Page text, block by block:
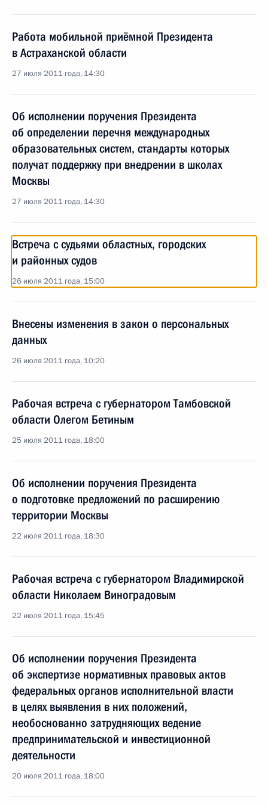
Работа мобильной приёмной Президента
в Астраханской области
27 июля 2011 года, 14:30
Об исполнении поручения Президента
об определении перечня международных
образовательных систем, стандарты которых
получат поддержку при внедрении в школах
Москвы
27 июля 2011 года, 14:30
Встреча с судьями областных, городских
и районных судов
26 июля 2011 года, 15:00
Внесены изменения в закон о персональных
данных
26 июля 2011 года, 10:20
Рабочая встреча с губернатором Тамбовской
области Олегом Бетиным
25 июля 2011 года, 18:00
Об исполнении поручения Президента
о подготовке предложений по расширению
территории Москвы
22 июля 2011 года, 18:30
Рабочая встреча с губернатором Владимирской
области Николаем Виноградовым
22 июля 2011 года, 15:45
Об исполнении поручения Президента
об экспертизе нормативных правовых актов
федеральных органов исполнительной власти
в целях выявления в них положений,
необоснованно затрудняющих ведение
предпринимательской и инвестиционной
деятельности
20 июля 2011 года, 18:00